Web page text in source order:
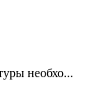
необхо...